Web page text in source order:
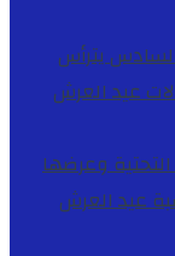
يترأس
عيد العرش
وعرضها
عيد العرش